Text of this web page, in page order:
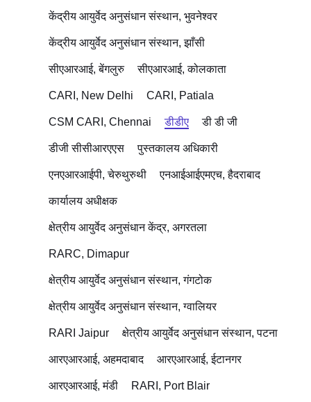
केंद्रीय आयुर्वेद अनुसंधान संस्थान, भुवनेश्वर
केंद्रीय आयुर्वेद अनुसंधान संस्थान, झाँसी
सीएआरआई, बेंगलुरु सीएआरआई, कोलकाता
CARI, New Delhi CARI, Patiala
CSM CARI, Chennai डीडीए डी डी जी
डीजी सीसीआरएएस पुस्तकालय अधिकारी
एनएआरआईपी, चेरुथुरुथी एनआईआईएमएच, हैदराबाद
कार्यालय अधीक्षक
क्षेत्रीय आयुर्वेद अनुसंधान केंद्र, अगरतला
RARC, Dimapur
क्षेत्रीय आयुर्वेद अनुसंधान संस्थान, गंगटोक
क्षेत्रीय आयुर्वेद अनुसंधान संस्थान, ग्वालियर
RARI Jaipur क्षेत्रीय आयुर्वेद अनुसंधान संस्थान, पटना
आरएआरआई, अहमदाबाद आरएआरआई, ईटानगर
आरएआरआई, मंडी RARI, Port Blair